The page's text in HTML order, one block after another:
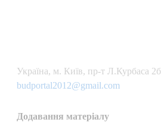
Українa, м. Київ, пр-т Л.Курбаса 2б
budportal2012@gmail.com
Додавання матеріалу